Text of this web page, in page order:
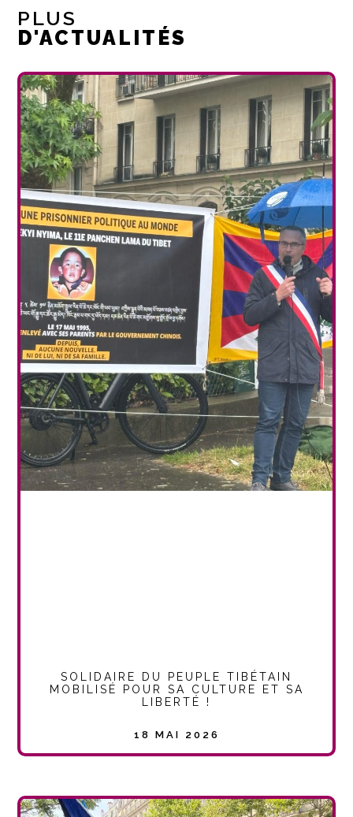
PLUS
D'ACTUALITÉS
SOLIDAIRE DU PEUPLE TIBÉTAIN
MOBILISÉ POUR SA CULTURE ET SA
LIBERTÉ !
18 MAI 2026